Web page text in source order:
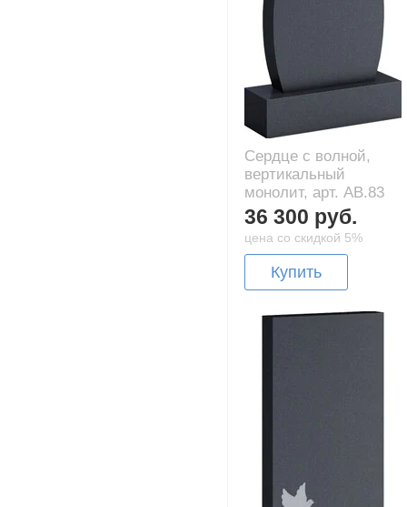
Сердце с волной,
вертикальный
монолит, арт. AB.83
36 300 руб.
цена со скидкой 5%
Купить